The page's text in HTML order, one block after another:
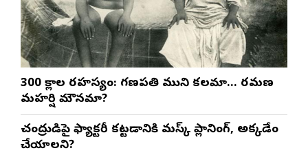
300 శ్లోకాల రహస్యం: గణపతి ముని కలమా… రమణ
మహర్షి మౌనమా?
చంద్రుడిపై ఫ్యాక్టరీ కట్టడానికి మస్క్ ప్లానింగ్, అక్కడేం
చేయాలని?